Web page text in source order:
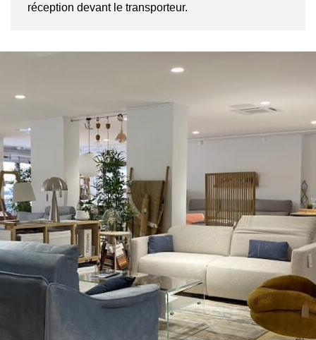
réception devant le transporteur.